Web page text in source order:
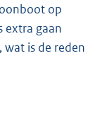
op
extra gaan
wat is de reden